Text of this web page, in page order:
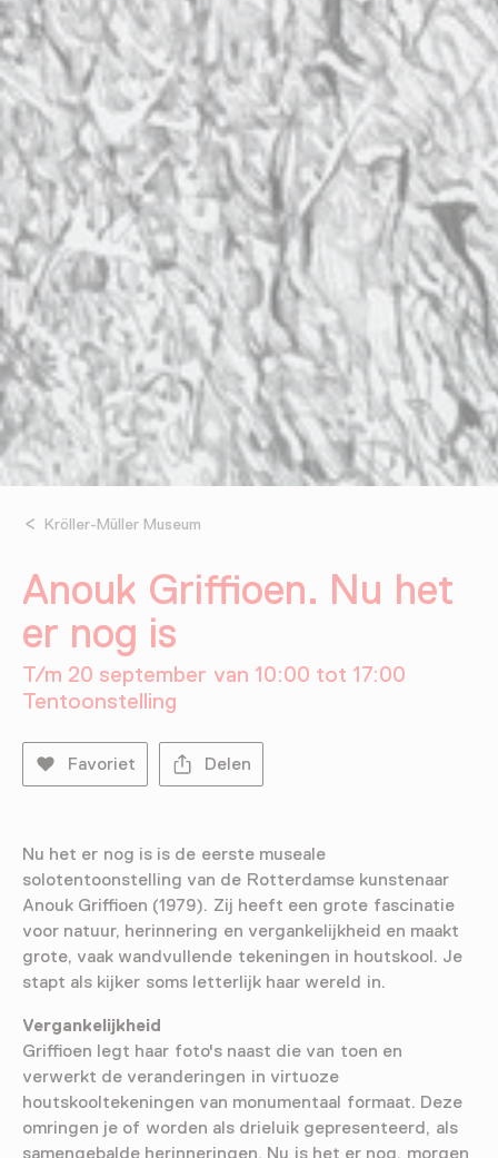
Kröller-Müller Museum
Anouk Griffioen. Nu het
er nog is
T/m 20 september van 10:00 tot 17:00
Tentoonstelling
Favoriet Delen
Nu het er nog is is de eerste museale
solotentoonstelling van de Rotterdamse kunstenaar
Anouk Griffioen (1979). Zij heeft een grote fascinatie
voor natuur, herinnering en vergankelijkheid en maakt
grote, vaak wandvullende tekeningen in houtskool. Je
stapt als kijker soms letterlijk haar wereld in.
Vergankelijkheid
Griffioen legt haar foto's naast die van toen en
verwerkt de veranderingen in virtuoze
houtskooltekeningen van monumentaal formaat. Deze
omringen je of worden als drieluik gepresenteerd, als
samengebalde herinneringen. Nu is het er nog, morgen